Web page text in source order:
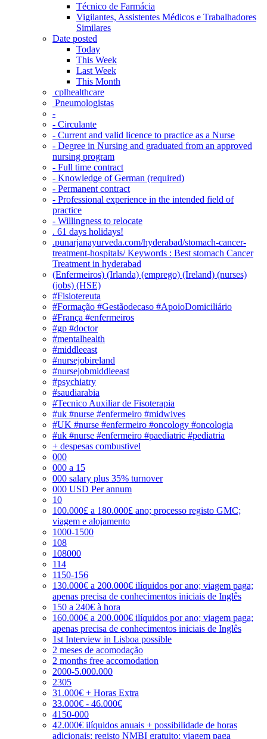
Técnico de Farmácia
Vigilantes, Assistentes Médicos e Trabalhadores
Similares
Date posted
Today
This Week
Last Week
This Month
‎ cplhealthcare‬
Pneumologistas
-
- Circulante
- Current and valid licence to practice as a Nurse
- Degree in Nursing and graduated from an approved
nursing program
- Full time contract
- Knowledge of German (required)
- Permanent contract
- Professional experience in the intended field of
practice
- Willingness to relocate
. 61 days holidays!
.punarjanayurveda.com/hyderabad/stomach-cancer-
treatment-hospitals/ Keywords : Best stomach Cancer
Treatment in hyderabad
(Enfermeiros) (Irlanda) (emprego) (Ireland) (nurses)
(jobs) (HSE)
#Fisiotereuta
#Formação #Gestãodecaso #ApoioDomiciliário
#França #enfermeiros
#gp #doctor
#mentalhealth
#middleeast
#nursejobireland
#nursejobmiddleeast
#psychiatry
#saudiarabia
#Tecnico Auxiliar de Fisoterapia
#uk #nurse #enfermeiro #midwives
#UK #nurse #enfermeiro #oncology #oncologia
#uk #nurse #enfermeiro #paediatric #pediatria
+ despesas combustivel
000
000 a 15
000 salary plus 35% turnover
000 USD Per annum
10
100.000£ a 180.000£ ano; processo registo GMC;
viagem e alojamento
1000-1500
108
108000
114
1150-156
130.000€ a 200.000€ ilíquidos por ano; viagem paga;
apenas precisa de conhecimentos iniciais de Inglês
150 a 240€ à hora
160.000€ a 200.000€ ilíquidos por ano; viagem paga;
apenas precisa de conhecimentos iniciais de Inglês
1st Interview in Lisboa possible
2 meses de acomodação
2 months free accomodation
2000-5.000.000
2305
31.000€ + Horas Extra
33.000€ - 46.000€
4150-000
42.000€ ilíquidos anuais + possibilidade de horas
adicionais; registo NMBI gratuito; viagem paga